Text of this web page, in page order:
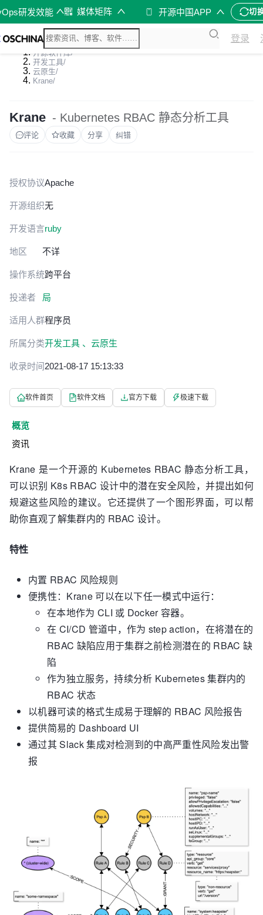
研发效能 媒体矩阵 开源中国APP 切
登录
开源软件库/
开发工具/
云原生/
Krane/
Krane - Kubernetes RBAC 静态分析工具
评论 收藏 分享 纠错
授权协议Apache
开源组织无
开发语言ruby
地区 不详
操作系统跨平台
投递者 局
适用人群程序员
所属分类开发工具 、 云原生
收录时间2021-08-17 15:13:33
软件首页 软件文档 官方下载 极速下载
概览
资讯
Krane 是一个开源的 Kubernetes RBAC 静态分析工具，
可以识别 K8s RBAC 设计中的潜在安全风险，并提出如何
规避这些风险的建议。它还提供了一个图形界面，可以帮
助你直观了解集群内的 RBAC 设计。
特性
内置 RBAC 风险规则
便携性：Krane 可以在以下任一模式中运行：
在本地作为 CLI 或 Docker 容器。
在 CI/CD 管道中，作为 step action，在将潜在的
RBAC 缺陷应用于集群之前检测潜在的 RBAC 缺
陷
作为独立服务，持续分析 Kubernetes 集群内的
RBAC 状态
以机器可读的格式生成易于理解的 RBAC 风险报告
提供简易的 Dashboard UI
通过其 Slack 集成对检测到的中高严重性风险发出警
报